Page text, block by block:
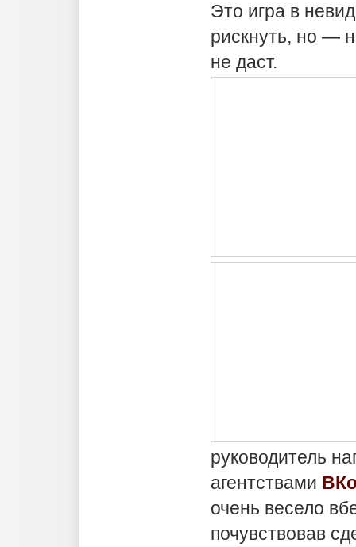
Это игра в
рискнуть, но —
не даст.
руководитель
агентствами
очень весело
почувствовав